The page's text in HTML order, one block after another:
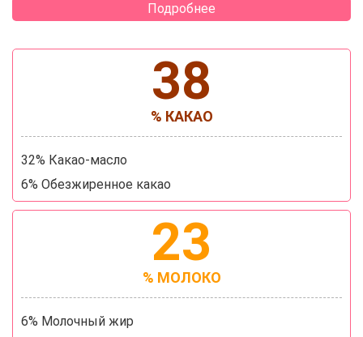
Подробнее
38
% КАКАО
32% Какао-масло
6% Обезжиренное какао
23
% МОЛОКО
6% Молочный жир